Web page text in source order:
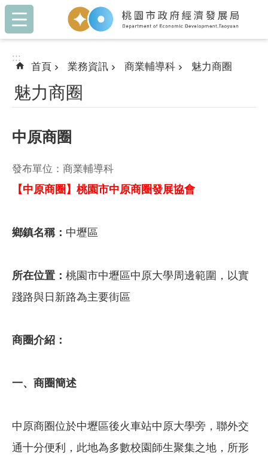
跳到主要內容區塊
:::
:::
首頁 業務資訊 商業輔導科 魅力商圈
魅力商圈
中原商圈
發布單位：商業輔導科
【中原商圈】桃園市中原商圈發展協會
鄉鎮名稱： 中壢區
所在位置： 桃園市中壢區中原大學周邊範圍，以實
踐路與日新路為主要街區
商圈介紹：
一、商圈簡述
中原商圈位於中壢區後火車站中原大學旁，聯外交
通十分便利，此地為多數校園師生聚集之地，所形